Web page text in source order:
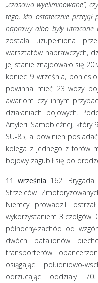
„czasowo wyeliminowane”,
tego, kto ostatecznie
naprawy albo były utracone
została uzupełniona
warsztatów naprawczych,
jej stanie znajdowało się
koniec 9 września,
powinna mieć 23 wozy
awariom czy innym
działaniach bojowych.
Artylerii Samobieżnej, który
SU-85, a powinien
kolega z jednego z forów
bojowy zagubił się po
11 września 162.
Strzelców
Niemcy prowadzili
wykorzystaniem 3 czołgów.
północny-zachód od
dwóch batalionów
transporterów
osiągając południowo-
odrzucając oddziały